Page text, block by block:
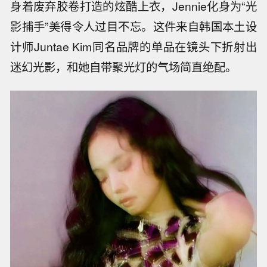
身着废弃胶卷打造的炫酷上衣，Jennie化身为“光
影捕手”美得令人过目不忘。这件来自韩国本土设
计师Juntae Kim同名品牌的单品在镜头下折射出
迷幻光影，和她自带聚光灯的气场简直绝配。